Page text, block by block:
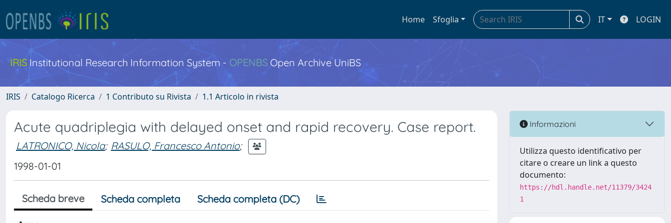
Home Sfoglia IT LOGIN
IRIS Institutional Research Information System - OPENBS Open Archive UniBS
IRIS Catalogo Ricerca 1 Contributo su Rivista 1.1 Articolo in rivista
Acute quadriplegia with delayed onset and rapid recovery. Case report.
LATRONICO, Nicola; RASULO, Francesco Antonio;
1998-01-01
Scheda breve Scheda completa Scheda completa (DC)
Informazioni
Utilizza questo identificativo per
citare o creare un link a questo
documento:
https://hdl.handle.net/11379/3424
1